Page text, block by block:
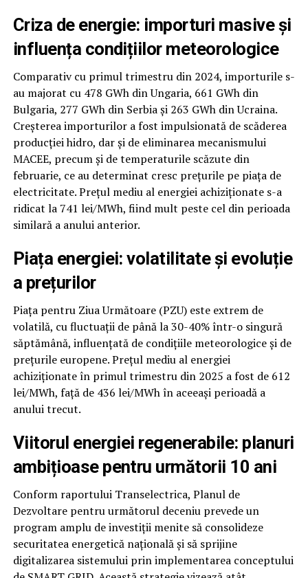
Criza de energie: importuri masive și
influența condițiilor meteorologice
Comparativ cu primul trimestru din 2024, importurile s-
au majorat cu 478 GWh din Ungaria, 661 GWh din
Bulgaria, 277 GWh din Serbia și 263 GWh din Ucraina.
Creșterea importurilor a fost impulsionată de scăderea
producției hidro, dar și de eliminarea mecanismului
MACEE, precum și de temperaturile scăzute din
februarie, ce au determinat cresc prețurile pe piața de
electricitate. Prețul mediu al energiei achiziționate s-a
ridicat la 741 lei/MWh, fiind mult peste cel din perioada
similară a anului anterior.
Piața energiei: volatilitate și evoluție
a prețurilor
Piața pentru Ziua Următoare (PZU) este extrem de
volatilă, cu fluctuații de până la 30-40% într-o singură
săptămână, influențată de condițiile meteorologice și de
prețurile europene. Prețul mediu al energiei
achiziționate în primul trimestru din 2025 a fost de 612
lei/MWh, față de 436 lei/MWh în aceeași perioadă a
anului trecut.
Viitorul energiei regenerabile: planuri
ambițioase pentru următorii 10 ani
Conform raportului Transelectrica, Planul de
Dezvoltare pentru următorul deceniu prevede un
program amplu de investiții menite să consolideze
securitatea energetică națională și să sprijine
digitalizarea sistemului prin implementarea conceptului